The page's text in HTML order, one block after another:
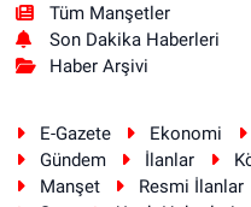
Tüm Manşetler
Son Dakika Haberleri
Haber Arşivi
E-Gazete Ekonomi
Gündem
İlanlar
Manşet
Resmi İlanlar